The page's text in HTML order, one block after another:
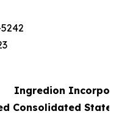
Ingredion
Consolidated